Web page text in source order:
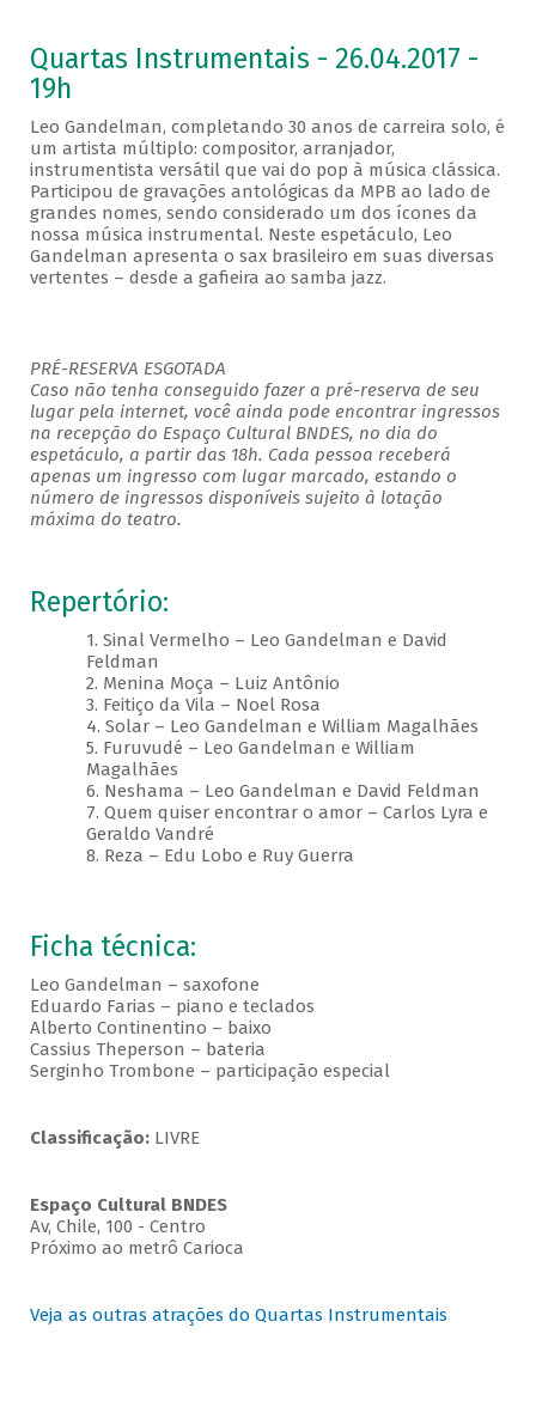
Quartas Instrumentais - 26.04.2017 -
19h
Leo Gandelman, completando 30 anos de carreira solo, é
um artista múltiplo: compositor, arranjador,
instrumentista versátil que vai do pop à música clássica.
Participou de gravações antológicas da MPB ao lado de
grandes nomes, sendo considerado um dos ícones da
nossa música instrumental. Neste espetáculo, Leo
Gandelman apresenta o sax brasileiro em suas diversas
vertentes – desde a gafieira ao samba jazz.
PRÉ-RESERVA ESGOTADA
Caso não tenha conseguido fazer a pré-reserva de seu
lugar pela internet, você ainda pode encontrar ingressos
na recepção do Espaço Cultural BNDES, no dia do
espetáculo, a partir das 18h. Cada pessoa receberá
apenas um ingresso com lugar marcado, estando o
número de ingressos disponíveis sujeito à lotação
máxima do teatro.
Repertório:
1. Sinal Vermelho – Leo Gandelman e David
Feldman
2. Menina Moça – Luiz Antônio
3. Feitiço da Vila – Noel Rosa
4. Solar – Leo Gandelman e William Magalhães
5. Furuvudé – Leo Gandelman e William
Magalhães
6. Neshama – Leo Gandelman e David Feldman
7. Quem quiser encontrar o amor – Carlos Lyra e
Geraldo Vandré
8. Reza – Edu Lobo e Ruy Guerra
Ficha técnica:
Leo Gandelman – saxofone
Eduardo Farias – piano e teclados
Alberto Continentino – baixo
Cassius Theperson – bateria
Serginho Trombone – participação especial
Classificação:LIVRE
Espaço Cultural BNDES
Av, Chile, 100 - Centro
Próximo ao metrô Carioca
Veja as outras atrações do Quartas Instrumentais